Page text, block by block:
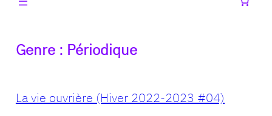
Genre : Périodique
La vie ouvrière (Hiver 2022-2023 #04)